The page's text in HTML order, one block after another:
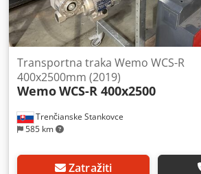
Trenčianske Stankovce
585 km
Transportna traka Wemo WCS-R
400x2500mm (2019)
WemoWCS-R 400x2500
Zatražiti